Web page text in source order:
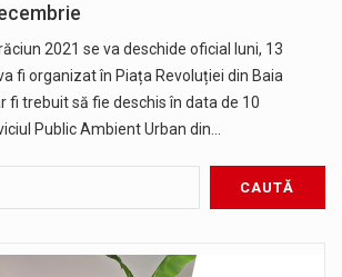
2021 se va deschide oficial luni, 13
fi organizat în Piața Revoluției din Baia
fi trebuit să fie deschis în data de 10
Public Ambient Urban din…